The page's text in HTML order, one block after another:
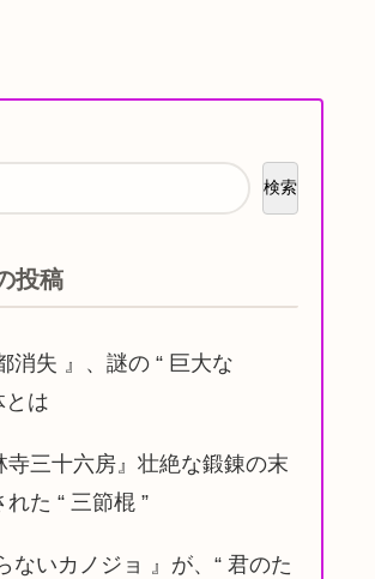
検索
投稿
消失 』、謎の “ 巨大な
とは
寺三十六房』壮絶な鍛錬の末
た “ 三節棍 ”
ないカノジョ 』が、“ 君のた